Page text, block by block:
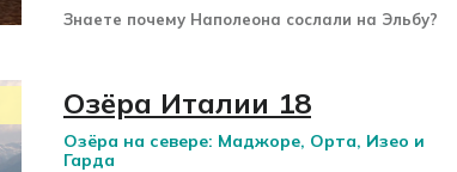
Знаете почему Наполеона сослали на Эльбу?
Озёра Италии 18
Озёра на севере: Маджоре, Орта, Изео и
Гарда